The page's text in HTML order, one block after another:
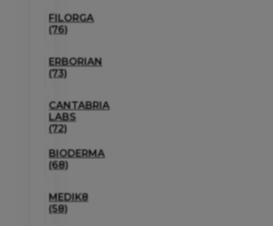
FILORGA
(76)
ERBORIAN
(73)
CANTABRIA
LABS
(72)
BIODERMA
(68)
MEDIK8
(58)